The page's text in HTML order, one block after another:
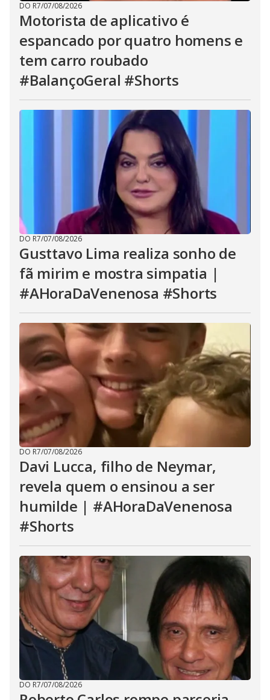
DO R7/07/08/2026
Motorista de aplicativo é
espancado por quatro homens e
tem carro roubado
#BalançoGeral #Shorts
DO R7/07/08/2026
Gusttavo Lima realiza sonho de
fã mirim e mostra simpatia |
#AHoraDaVenenosa #Shorts
DO R7/07/08/2026
Davi Lucca, filho de Neymar,
revela quem o ensinou a ser
humilde | #AHoraDaVenenosa
#Shorts
DO R7/07/08/2026